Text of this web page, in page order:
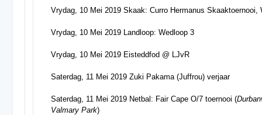
Vrydag, 10 Mei 2019 Skaak: Curro Hermanus Skaaktoernooi,
Vrydag, 10 Mei 2019 Landloop: Wedloop 3
Vrydag, 10 Mei 2019 Eisteddfod @ LJvR
Saterdag, 11 Mei 2019 Zuki Pakama (Juffrou) verjaar
Saterdag, 11 Mei 2019 Netbal: Fair Cape O/7 toernooi (
Valmary Park)